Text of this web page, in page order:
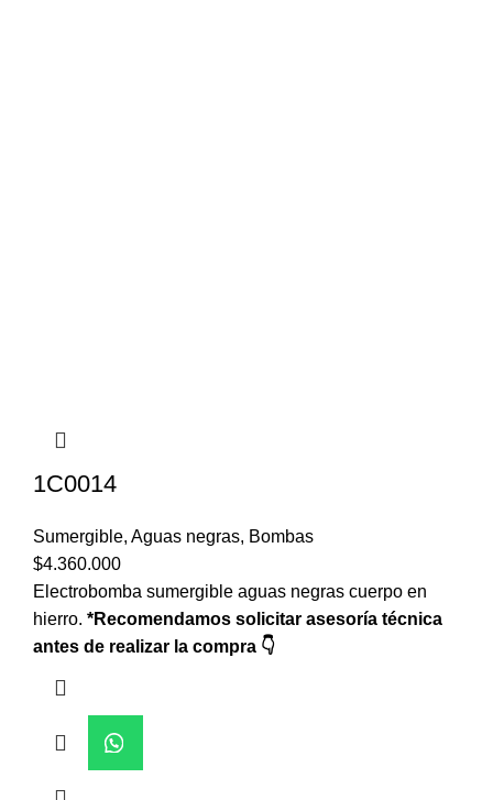
1C0014
Sumergible, Aguas negras, Bombas
$4.360.000
Electrobomba sumergible aguas negras cuerpo en
hierro. *Recomendamos solicitar asesoría técnica
antes de realizar la compra 👇